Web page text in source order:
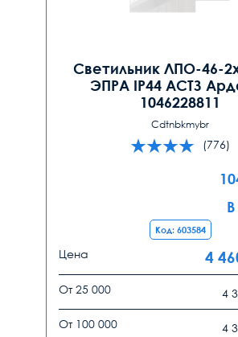
Светильник ЛПО-46-
ЭПРА IP44 АСТЗ
1046228811
Cdtnbkmybr
(776)
Код: 603584
Цена 4
От 25 000 4
От 100 000 4